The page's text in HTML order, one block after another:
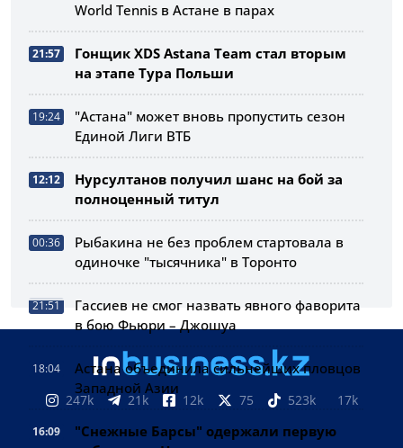
World Tennis в Астане в парах
21:57
Гонщик XDS Astana Team стал вторым
на этапе Тура Польши
19:24
"Астана" может вновь пропустить сезон
Единой Лиги ВТБ
12:12
Нурсултанов получил шанс на бой за
полноценный титул
00:36
Рыбакина не без проблем стартовала в
одиночке "тысячника" в Торонто
21:51
Гассиев не смог назвать явного фаворита
в бою Фьюри – Джошуа
18:04
Астана объединила сильнейших пловцов
Западной Азии
16:09
"Снежные Барсы" одержали первую
247k 21k 12k 75 523k 17k